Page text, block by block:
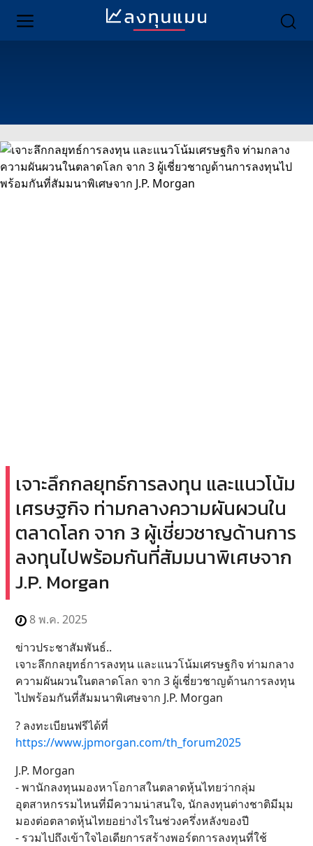
เจาะลึกกลยุทธ์การลงทุน และแนวโน้ม
เศรษฐกิจ ท่ามกลางความผันผวนใน
ตลาดโลก จาก 3 ผู้เชี่ยวชาญด้านการ
ลงทุนไปพร้อมกันที่สัมมนาพิเศษจาก
J.P. Morgan
8 พ.ค. 2025
ข่าวประชาสัมพันธ์..
เจาะลึกกลยุทธ์การลงทุน และแนวโน้มเศรษฐกิจ ท่ามกลาง
ความผันผวนในตลาดโลก จาก 3 ผู้เชี่ยวชาญด้านการลงทุน
ไปพร้อมกันที่สัมมนาพิเศษจาก J.P. Morgan
? ลงทะเบียนฟรีได้ที่
https://www.jpmorgan.com/th_forum2025
J.P. Morgan
- พานักลงทุนมองหาโอกาสในตลาดหุ้นไทยว่ากลุ่ม
อุตสาหกรรมไหนที่มีความน่าสนใจ, นักลงทุนต่างชาติมีมุม
มองต่อตลาดหุ้นไทยอย่างไรในช่วงครึ่งหลังของปี
- รวมไปถึงเข้าใจไอเดียการสร้างพอร์ตการลงทุนที่ใช้